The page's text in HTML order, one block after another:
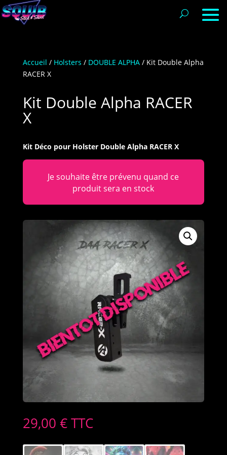
Accueil / Holsters / DOUBLE ALPHA/ Kit Double Alpha
RACER X
Kit Double Alpha RACER
X
Kit Déco pour Holster Double Alpha RACER X
Je souhaite être prévenu quand ce
produit sera en stock
29,00 € TTC